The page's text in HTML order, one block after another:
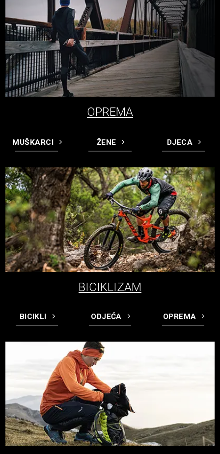
OPREMA
MUŠKARCI ŽENE DJECA
BICIKLIZAM
BICIKLI ODJEĆA OPREMA